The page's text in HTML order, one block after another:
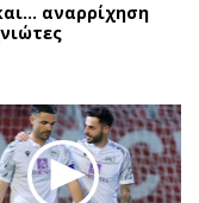
αναρρίχηση